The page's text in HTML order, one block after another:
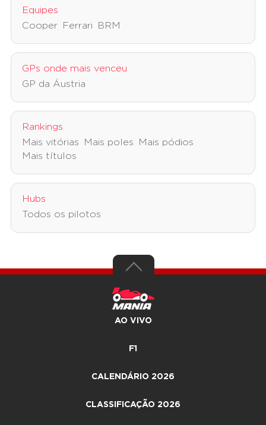
Equipes
Cooper
Ferrari BRM
GPs onde mais venceu
GP da Áustria
Rankings
Mais vitórias
Mais poles
Mais pódios
Mais títulos
Hubs
Todos os pilotos
AO VIVO
F1
CALENDÁRIO 2026
CLASSIFICAÇÃO 2026